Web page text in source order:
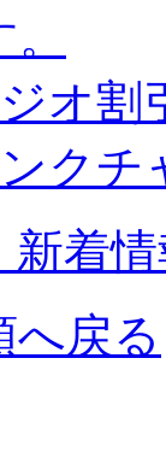
オ割
ンク
新着
へ戻る